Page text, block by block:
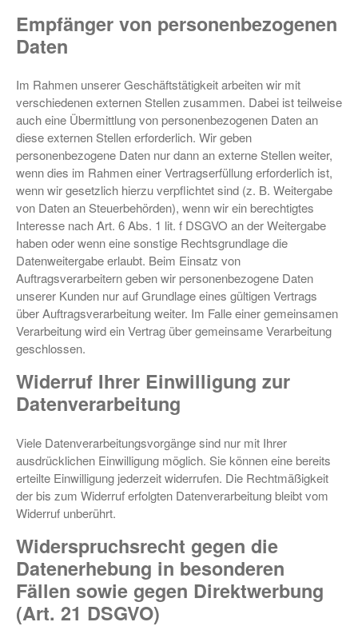
Empfänger von personenbezogenen
Daten
Im Rahmen unserer Geschäftstätigkeit arbeiten wir mit
verschiedenen externen Stellen zusammen. Dabei ist teilweise
auch eine Übermittlung von personenbezogenen Daten an
diese externen Stellen erforderlich. Wir geben
personenbezogene Daten nur dann an externe Stellen weiter,
wenn dies im Rahmen einer Vertragserfüllung erforderlich ist,
wenn wir gesetzlich hierzu verpflichtet sind (z. B. Weitergabe
von Daten an Steuerbehörden), wenn wir ein berechtigtes
Interesse nach Art. 6 Abs. 1 lit. f DSGVO an der Weitergabe
haben oder wenn eine sonstige Rechtsgrundlage die
Datenweitergabe erlaubt. Beim Einsatz von
Auftragsverarbeitern geben wir personenbezogene Daten
unserer Kunden nur auf Grundlage eines gültigen Vertrags
über Auftragsverarbeitung weiter. Im Falle einer gemeinsamen
Verarbeitung wird ein Vertrag über gemeinsame Verarbeitung
geschlossen.
Widerruf Ihrer Einwilligung zur
Datenverarbeitung
Viele Datenverarbeitungsvorgänge sind nur mit Ihrer
ausdrücklichen Einwilligung möglich. Sie können eine bereits
erteilte Einwilligung jederzeit widerrufen. Die Rechtmäßigkeit
der bis zum Widerruf erfolgten Datenverarbeitung bleibt vom
Widerruf unberührt.
Widerspruchsrecht gegen die
Datenerhebung in besonderen
Fällen sowie gegen Direktwerbung
(Art. 21 DSGVO)